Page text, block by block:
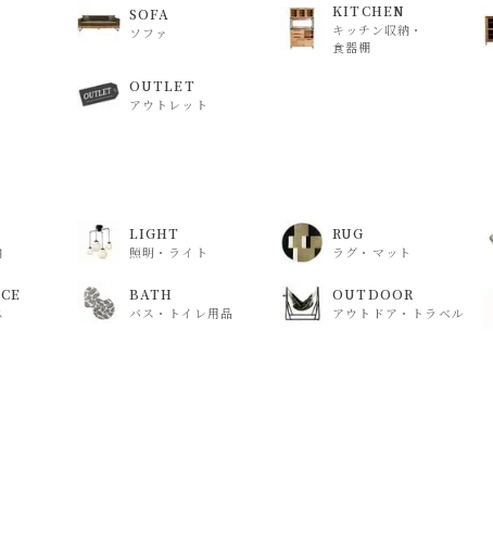
SOFA
ソファ
KITCHEN
キッチン収納・
食器棚
OUTLET
アウトレット
LIGHT
照明・ライト
RUG
ラグ・マット
BATH
バス・トイレ用品
OUTDOOR
アウトドア・トラベル